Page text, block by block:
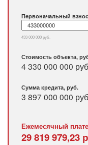
Первоначальный
433 000 000 руб.
Стоимость объекта,
4 330 000 000
Сумма кредита, руб.
3 897 000 000
Ежемесячный
29 819 979,23